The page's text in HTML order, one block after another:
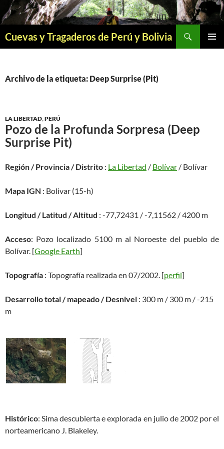
Saltar
al
Cuevas y Tragaderos de Perú y Bolivia
Archivo de la etiqueta: Deep Surprise (Pit)
LA LIBERTAD,PERÚ
Pozo de la Profunda Sorpresa (Deep
Surprise Pit)
Región / Provincia / Distrito : La Libertad / Bolívar / Bolívar
Mapa IGN : Bolivar (15-h)
Longitud / Latitud / Altitud : -77,72431 / -7,11562 / 4200 m
Acceso: Pozo localizado 5100 m al Noroeste del pueblo de
Bolívar. [Google Earth]
Topografía : Topografía realizada en 07/2002. [perfil]
Desarrollo total / mapeado / Desnivel : 300 m / 300 m / -215
m
Histórico: Sima descubierta e explorada en julio de 2002 por el
norteamericano J. Blakeley.